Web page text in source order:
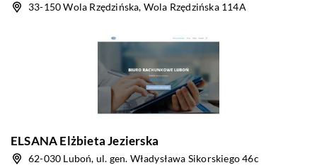
33-150 Wola Rzędzińska, Wola Rzędzińska 114A
ELSANA Elżbieta Jezierska
62-030 Luboń, ul. gen. Władysława Sikorskiego 46c